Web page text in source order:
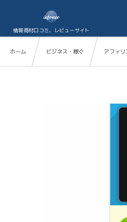
情報商材口コミ、レビューサイト
ホーム ビジネス・稼ぐ アフィリ